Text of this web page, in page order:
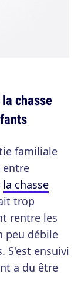
chasse
familiale
entre
la chasse
trop
rentre les
peu débile
S'est ensuivi
a du être